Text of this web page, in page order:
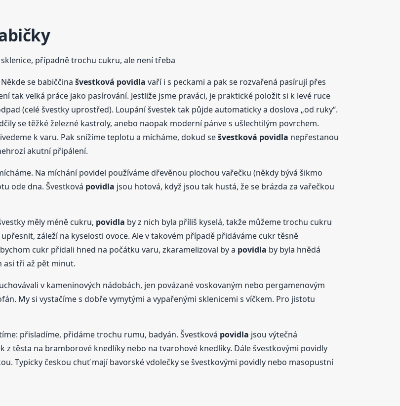
případně trochu cukru, ale není třeba
se babiččina švestková povidla vaří i s peckami a pak se rozvařená pasírují přes
tak velká práce jako pasírování. Jestliže jsme praváci, je praktické položit si k levé ruce
(celé švestky uprostřed). Loupání švestek tak půjde automaticky a doslova „od ruky“.
se těžké železné kastroly, anebo naopak moderní pánve s ušlechtilým povrchem.
k varu. Pak snížíme teplotu a mícháme, dokud sešvestková povidla nepřestanou
akutní připálení.
Na míchání povidel používáme dřevěnou plochou vařečku (někdy bývá šikmo
ode dna. Švestková povidla jsou hotová, když jsou tak hustá, že se brázda za vařečkou
měly méně cukru, povidla by z nich byla příliš kyselá, takže můžeme trochu cukru
záleží na kyselosti ovoce. Ale v takovém případě přidáváme cukr těsně
cukr přidali hned na počátku varu, zkaramelizoval by a povidla by byla hnědá
asi tři až pět minut.
v kameninových nádobách, jen povázané voskovaným nebo pergamenovým
My si vystačíme s dobře vymytými a vypařenými sklenicemi s víčkem. Pro jistotu
přisladíme, přidáme trochu rumu, badyán. Švestková povidla jsou výtečná
těsta na bramborové knedlíky nebo na tvarohové knedlíky. Dále švestkovými povidly
Typicky českou chuť mají bavorské vdolečky se švestkovými povidly nebo masopustní